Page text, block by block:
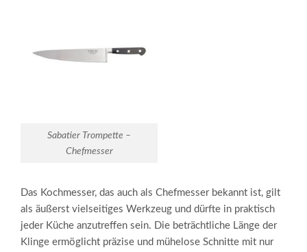
Sabatier Trompette –
Chefmesser
Das Kochmesser, das auch als Chefmesser bekannt ist, gilt
als äußerst vielseitiges Werkzeug und dürfte in praktisch
jeder Küche anzutreffen sein. Die beträchtliche Länge der
Klinge ermöglicht präzise und mühelose Schnitte mit nur